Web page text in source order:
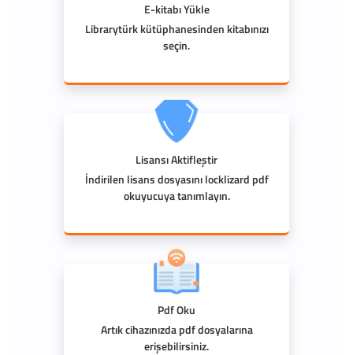
E-kitabı Yükle
Librarytürk kütüphanesinden kitabınızı
seçin.
Lisansı Aktifleştir
İndirilen lisans dosyasını locklizard pdf
okuyucuya tanımlayın.
Pdf Oku
Artık cihazınızda pdf dosyalarına
erişebilirsiniz.